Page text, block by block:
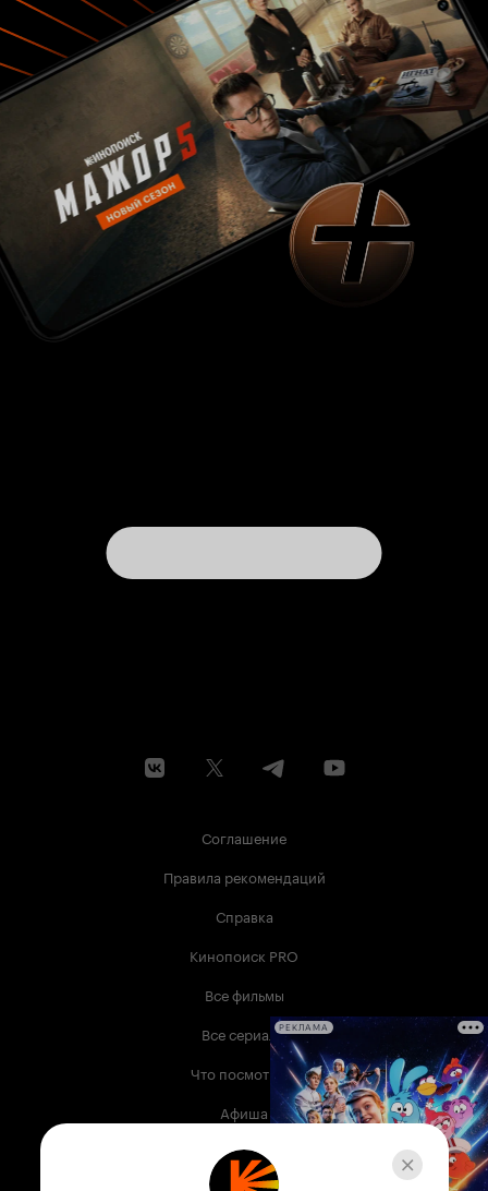
Соглашение
Правила рекомендаций
Справка
Кинопоиск PRO
Все фильмы
Все сериалы
Что посмотреть
Афиша
Музыка
РЕКЛАМА